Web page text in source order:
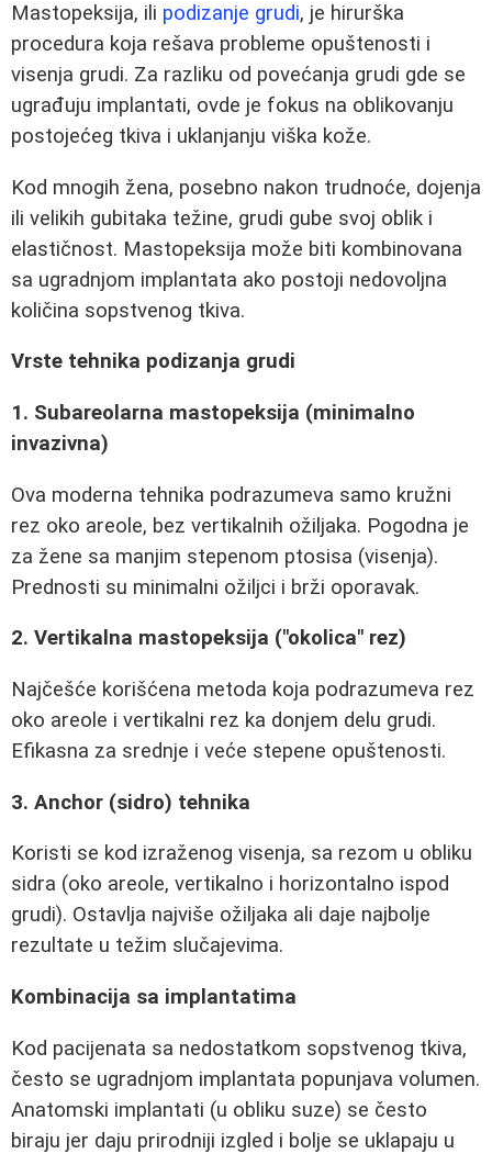
Mastopeksija, ili podizanje grudi, je hirurška
procedura koja rešava probleme opuštenosti i
visenja grudi. Za razliku od povećanja grudi gde se
ugrađuju implantati, ovde je fokus na oblikovanju
postojećeg tkiva i uklanjanju viška kože.
Kod mnogih žena, posebno nakon trudnoće, dojenja
ili velikih gubitaka težine, grudi gube svoj oblik i
elastičnost. Mastopeksija može biti kombinovana
sa ugradnjom implantata ako postoji nedovoljna
količina sopstvenog tkiva.
Vrste tehnika podizanja grudi
1. Subareolarna mastopeksija (minimalno
invazivna)
Ova moderna tehnika podrazumeva samo kružni
rez oko areole, bez vertikalnih ožiljaka. Pogodna je
za žene sa manjim stepenom ptosisa (visenja).
Prednosti su minimalni ožiljci i brži oporavak.
2. Vertikalna mastopeksija ("okolica" rez)
Najčešće korišćena metoda koja podrazumeva rez
oko areole i vertikalni rez ka donjem delu grudi.
Efikasna za srednje i veće stepene opuštenosti.
3. Anchor (sidro) tehnika
Koristi se kod izraženog visenja, sa rezom u obliku
sidra (oko areole, vertikalno i horizontalno ispod
grudi). Ostavlja najviše ožiljaka ali daje najbolje
rezultate u težim slučajevima.
Kombinacija sa implantatima
Kod pacijenata sa nedostatkom sopstvenog tkiva,
često se ugradnjom implantata popunjava volumen.
Anatomski implantati (u obliku suze) se često
biraju jer daju prirodniji izgled i bolje se uklapaju u